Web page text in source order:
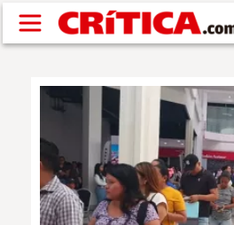
Pasar al contenido principal
NACIONAL